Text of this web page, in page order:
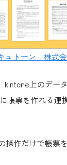
ュトーン｜株式
kintone上のデー
帳票を作れる連
操作だけで帳票